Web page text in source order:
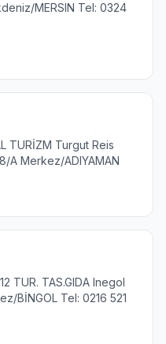
MERSIN Tel: 0324
TURİZM Turgut Reis
A Merkez/ADIYAMAN
TUR. TAS.GIDA Inegol
BİNGOL Tel: 0216 521